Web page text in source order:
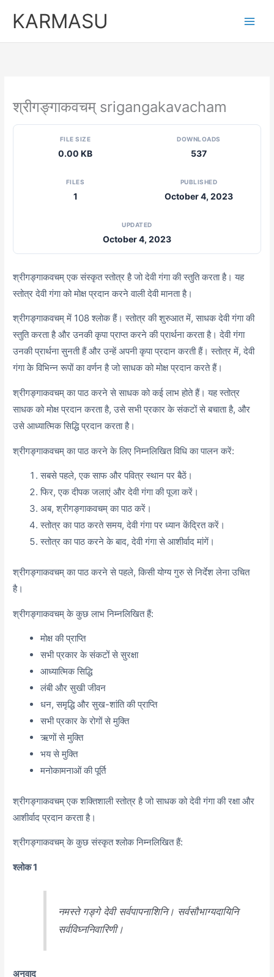
KARMASU
श्रीगङ्गाकवचम् srigangakavacham
FILE SIZE
0.00 KB
DOWNLOADS
537
FILES
1
PUBLISHED
October 4, 2023
UPDATED
October 4, 2023
श्रीगङ्गाकवचम् एक संस्कृत स्तोत्र है जो देवी गंगा की स्तुति करता है। यह
स्तोत्र देवी गंगा को मोक्ष प्रदान करने वाली देवी मानता है।
श्रीगङ्गाकवचम् में 108 श्लोक हैं। स्तोत्र की शुरुआत में, साधक देवी गंगा की
स्तुति करता है और उनकी कृपा प्राप्त करने की प्रार्थना करता है। देवी गंगा
उनकी प्रार्थना सुनती हैं और उन्हें अपनी कृपा प्रदान करती हैं। स्तोत्र में, देवी
गंगा के विभिन्न रूपों का वर्णन है जो साधक को मोक्ष प्रदान करते हैं।
श्रीगङ्गाकवचम् का पाठ करने से साधक को कई लाभ होते हैं। यह स्तोत्र
साधक को मोक्ष प्रदान करता है, उसे सभी प्रकार के संकटों से बचाता है, और
उसे आध्यात्मिक सिद्धि प्रदान करता है।
श्रीगङ्गाकवचम् का पाठ करने के लिए निम्नलिखित विधि का पालन करें:
सबसे पहले, एक साफ और पवित्र स्थान पर बैठें।
फिर, एक दीपक जलाएं और देवी गंगा की पूजा करें।
अब, श्रीगङ्गाकवचम् का पाठ करें।
स्तोत्र का पाठ करते समय, देवी गंगा पर ध्यान केंद्रित करें।
स्तोत्र का पाठ करने के बाद, देवी गंगा से आशीर्वाद मांगें।
श्रीगङ्गाकवचम् का पाठ करने से पहले, किसी योग्य गुरु से निर्देश लेना उचित
है।
श्रीगङ्गाकवचम् के कुछ लाभ निम्नलिखित हैं:
मोक्ष की प्राप्ति
सभी प्रकार के संकटों से सुरक्षा
आध्यात्मिक सिद्धि
लंबी और सुखी जीवन
धन, समृद्धि और सुख-शांति की प्राप्ति
सभी प्रकार के रोगों से मुक्ति
ऋणों से मुक्ति
भय से मुक्ति
मनोकामनाओं की पूर्ति
श्रीगङ्गाकवचम् एक शक्तिशाली स्तोत्र है जो साधक को देवी गंगा की रक्षा और
आशीर्वाद प्रदान करता है।
श्रीगङ्गाकवचम् के कुछ संस्कृत श्लोक निम्नलिखित हैं:
श्लोक 1
नमस्ते गङ्गे देवी सर्वपापनाशिनि। सर्वसौभाग्यदायिनि
सर्वविघ्ननिवारिणी।
अनुवाद